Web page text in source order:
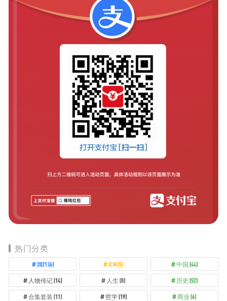
热门分类
2021 (6) ICM(5) 中国 (44)
人物传记(14) 人生 (8) 历史 (52)
合集套装 (11) 哲学(19) 商业 (6)